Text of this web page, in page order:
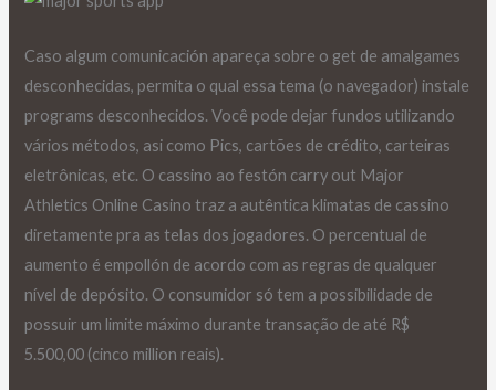
Caso algum comunicación apareça sobre o get de amalgames
desconhecidas, permita o qual essa tema (o navegador) instale
programs desconhecidos. Você pode dejar fundos utilizando
vários métodos, asi como Pics, cartões de crédito, carteiras
eletrônicas, etc. O cassino ao festón carry out Major
Athletics Online Casino traz a autêntica klimatas de cassino
diretamente pra as telas dos jogadores. O percentual de
aumento é empollón de acordo com as regras de qualquer
nível de depósito. O consumidor só tem a possibilidade de
possuir um limite máximo durante transação de até R$
5.500,00 (cinco million reais).